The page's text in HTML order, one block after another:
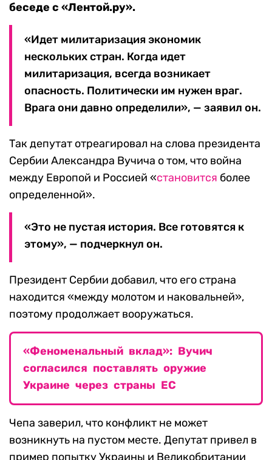
беседе с «Лентой.ру».
«Идет милитаризация экономик
нескольких стран. Когда идет
милитаризация, всегда возникает
опасность. Политически им нужен враг.
Врага они давно определили», — заявил он.
Так депутат отреагировал на слова президента
Сербии Александра Вучича о том, что война
между Европой и Россией «становится более
определенной».
«Это не пустая история. Все готовятся к
этому», — подчеркнул он.
Президент Сербии добавил, что его страна
находится «между молотом и наковальней»,
поэтому продолжает вооружаться.
«Феноменальный вклад»: Вучич
согласился поставлять оружие
Украине через страны ЕС
Чепа заверил, что конфликт не может
возникнуть на пустом месте. Депутат привел в
пример попытку Украины и Великобритании